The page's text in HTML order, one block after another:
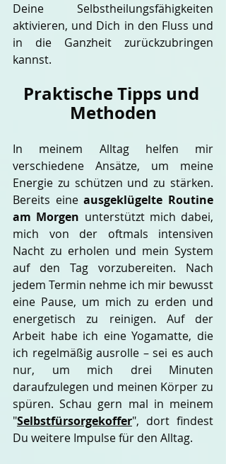
Deine Selbstheilungsfähigkeiten
aktivieren, und Dich in den Fluss und
in die Ganzheit zurückzubringen
kannst.
Praktische Tipps und
Methoden
In meinem Alltag helfen mir
verschiedene Ansätze, um meine
Energie zu schützen und zu stärken.
Bereits eine ausgeklügelte Routine
am Morgen unterstützt mich dabei,
mich von der oftmals intensiven
Nacht zu erholen und mein System
auf den Tag vorzubereiten. Nach
jedem Termin nehme ich mir bewusst
eine Pause, um mich zu erden und
energetisch zu reinigen. Auf der
Arbeit habe ich eine Yogamatte, die
ich regelmäßig ausrolle – sei es auch
nur, um mich drei Minuten
daraufzulegen und meinen Körper zu
spüren. Schau gern mal in meinem
"Selbstfürsorgekoffer", dort findest
Du weitere Impulse für den Alltag.